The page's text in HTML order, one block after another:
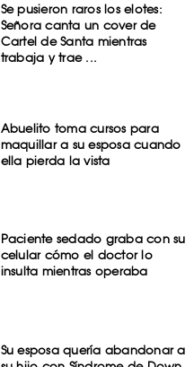
Se pusieron raros los elotes:
Señora canta un cover de
Cartel de Santa mientras
trabaja y trae ...
Abuelito toma cursos para
maquillar a su esposa cuando
ella pierda la vista
Paciente sedado graba con su
celular cómo el doctor lo
insulta mientras operaba
Su esposa quería abandonar a